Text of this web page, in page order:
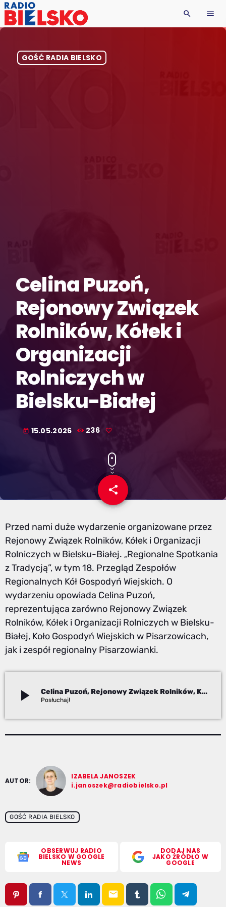
search menu
GOŚĆ RADIA BIELSKO
Celina Puzoń,
Rejonowy Związek
Rolników, Kółek i
Organizacji
Rolniczych w
Bielsku-Białej
today 15.05.2026 236
share
email
Przed nami duże wydarzenie organizowane przez
Rejonowy Związek Rolników, Kółek i Organizacji
Rolniczych w Bielsku-Białej. „Regionalne Spotkania
z Tradycją”, w tym 18. Przegląd Zespołów
Regionalnych Kół Gospodyń Wiejskich. O
wydarzeniu opowiada Celina Puzoń,
reprezentująca zarówno Rejonowy Związek
Rolników, Kółek i Organizacji Rolniczych w Bielsku-
Białej, Koło Gospodyń Wiejskich w Pisarzowicach,
jak i zespół regionalny Pisarzowianki.
play_arrow Celina Puzoń, Rejonowy Związek Rolników, Kółek i Organizacji Rolniczych w Bielsku-Białej
AUTOR:
IZABELA JANOSZEK
i.janoszek@radiobielsko.pl
GOŚĆ RADIA BIELSKO
OBSERWUJ RADIO
BIELSKO W GOOGLE
NEWS
DODAJ NAS
JAKO ŹRÓDŁO W
GOOGLE
email